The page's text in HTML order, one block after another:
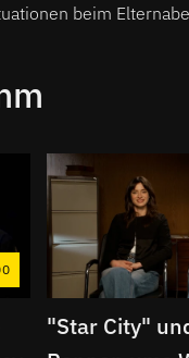
beim
"Star City"